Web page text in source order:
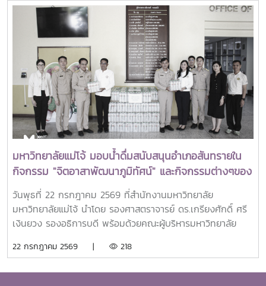
for Graduate Study and Research in Agriculture
(SEARCA) นับเป็นรางวัลเกียรติยศระดับภูมิภาคที่มอบแก่ศิษย์
เก่าทุน SEARCA ผู้มีความสำเร็จโดดเด่นทางวิชาชีพ มีภาวะผู้นำ
และสร้างคุณูปการสำคัญต่อการพัฒนาการเกษตร ชนบท ชุมชน
และสังคมอย่างยั่งยืนรางวัล Outstanding SEARCA
Scholarship Alumni (OSSA) จัดตั้งขึ้นเพื่อเชิดชูเกียรติศิษย์
เก่าผู้ได้รับทุนการศึกษาระดับบัณฑิตศึกษาจาก SEARCA ซึ่งได้
นำองค์ความรู้ ประสบการณ์ และศักยภาพที่ได้รับจากการศึกษา
ไปสร้างคุณประโยชน์ต่อองค์กร ชุมชน ประเทศ และภูมิภาคเอเชีย
ตะวันออกเฉียงใต้ ตลอดจนเป็นแบบอย่างที่สะท้อนค่านิยมและ
ปรัชญาของ SEARCA ผ่านความสำเร็จในวิชาชีพ การบริการ
สาธารณะ และการอุทิศตนเพื่อส่วนรวมในปี 2026 การพิจารณา
รางวัลครอบคลุมผลงานสำคัญ 4 ด้าน ได้แก่ การสอน
(Teaching) การวิจัย (Research) การบริการสาธารณะและการ
พัฒนาชุมชน (Public Service and Community
Development) และธุรกิจการเกษตรและการเป็นผู้ประกอบการ
กับผลงานที่สามารถสร้างผลกระทบอย่างเป็นรูปธรรมต่อการ
มหาวิทยาลัยแม่โจ้ มอบน้ำดื่มสนับสนุนอำเภอสันทรายใน
กิจกรรม "จิตอาสาพัฒนาภูมิทัศน์" และกิจกรรมต่างๆของ
อำเภอสันทราย
วันพุธที่ 22 กรกฎาคม 2569 ที่สำนักงานมหาวิทยาลัย
มหาวิทยาลัยแม่โจ้ นำโดย รองศาสตราจารย์ ดร.เกรียงศักดิ์ ศรี
เงินยวง รองอธิการบดี พร้อมด้วยคณะผู้บริหารมหาวิทยาลัย
จำนวน 100 แพ็ค เพื่อใช้ในกิจกรรม “จิตอาสาพัฒนาภูมิทัศน์
22 กรกฎาคม 2569 | 218